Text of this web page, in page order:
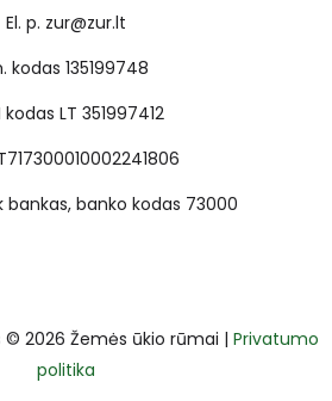
El. p. zur@zur.lt
kodas 135199748
kodas LT 351997412
bankas, banko kodas 73000
2026 Žemės ūkio rūmai | Privatumo
politika